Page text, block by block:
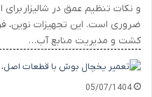
و نکات تنظیم عمق در شالیزار
ضروری است. این تجهیزات نوین،
کشت و مدیریت منابع آب…
05/07/1404